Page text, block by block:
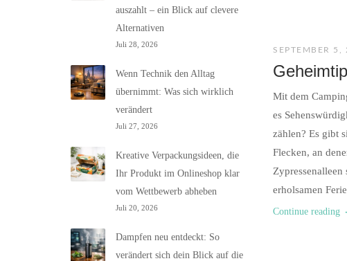
SEPTEMBER 5,
Mit dem
es
zählen? Es gibt
Flecken, an
erholsamen
Continue reading
auszahlt – ein Blick auf clevere
Alternativen
Juli 28, 2026
Wenn Technik den Alltag
übernimmt: Was sich wirklich
verändert
Juli 27, 2026
Kreative Verpackungsideen, die
Ihr Produkt im Onlineshop klar
vom Wettbewerb abheben
Juli 20, 2026
Dampfen neu entdeckt: So
verändert sich dein Blick auf die